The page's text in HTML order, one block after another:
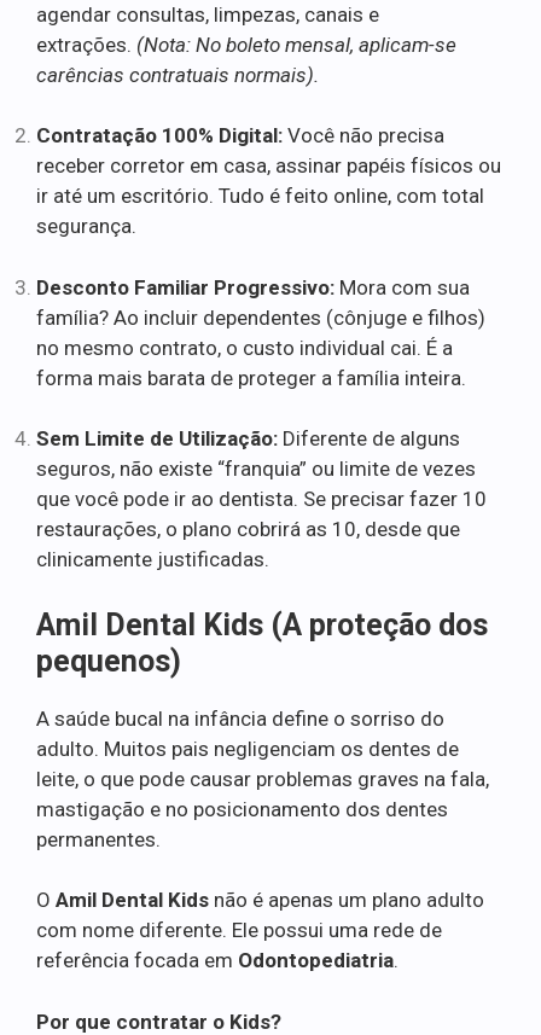
agendar consultas, limpezas, canais e
extrações. (Nota: No boleto mensal, aplicam-se
carências contratuais normais).
Contratação 100% Digital: Você não precisa
receber corretor em casa, assinar papéis físicos ou
ir até um escritório. Tudo é feito online, com total
segurança.
Desconto Familiar Progressivo: Mora com sua
família? Ao incluir dependentes (cônjuge e filhos)
no mesmo contrato, o custo individual cai. É a
forma mais barata de proteger a família inteira.
Sem Limite de Utilização: Diferente de alguns
seguros, não existe “franquia” ou limite de vezes
que você pode ir ao dentista. Se precisar fazer 10
restaurações, o plano cobrirá as 10, desde que
clinicamente justificadas.
Amil Dental Kids (A proteção dos
pequenos)
A saúde bucal na infância define o sorriso do
adulto. Muitos pais negligenciam os dentes de
leite, o que pode causar problemas graves na fala,
mastigação e no posicionamento dos dentes
permanentes.
O Amil Dental Kids não é apenas um plano adulto
com nome diferente. Ele possui uma rede de
referência focada em Odontopediatria.
Por que contratar o Kids?